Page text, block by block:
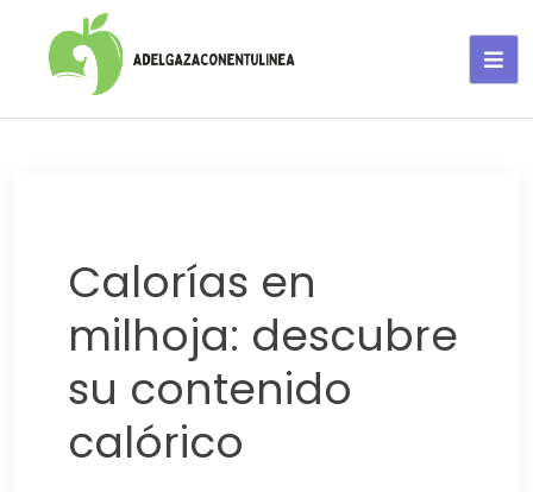
Calorías en
milhoja: descubre
su contenido
calórico